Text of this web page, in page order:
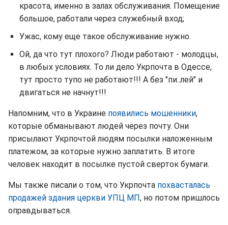
красота, именно в залах обслуживания. Помещение
большое, работали через служебный вход;
Ужас, кому еще такое обслуживание нужно.
Ой, да что тут плохого? Люди работают - молодцы,
в любых условиях. То ли дело Укрпочта в Одессе,
тут просто тупо не работают!!! А без "пи..лей" и
двигаться не начнут!!!
Напомним, что в Украине появились мошенники,
которые обманывают людей через почту. Они
присылают Укрпочтой людям посылки наложенным
платежом, за которые нужно заплатить. В итоге
человек находит в посылке пустой сверток бумаги.
Мы также писали о том, что Укрпочта похвасталась
продажей здания церкви УПЦ МП, но потом пришлось
оправдываться.